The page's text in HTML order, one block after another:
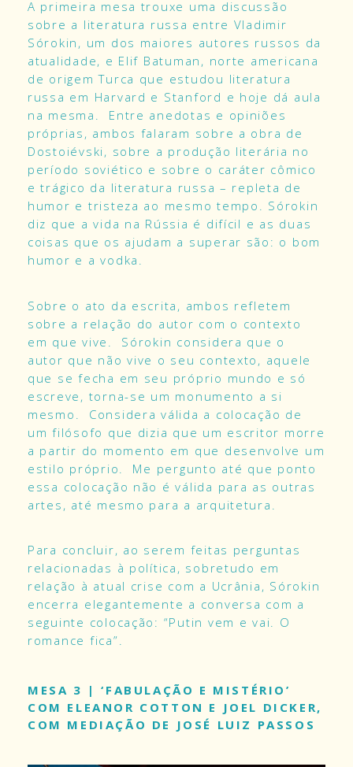
A primeira mesa trouxe uma discussão
sobre a literatura russa entre Vladimir
Sórokin, um dos maiores autores russos da
atualidade, e Elif Batuman, norte americana
de origem Turca que estudou literatura
russa em Harvard e Stanford e hoje dá aula
na mesma. Entre anedotas e opiniões
próprias, ambos falaram sobre a obra de
Dostoiévski, sobre a produção literária no
período soviético e sobre o caráter cômico
e trágico da literatura russa – repleta de
humor e tristeza ao mesmo tempo. Sórokin
diz que a vida na Rússia é difícil e as duas
coisas que os ajudam a superar são: o bom
humor e a vodka.
Sobre o ato da escrita, ambos refletem
sobre a relação do autor com o contexto
em que vive. Sórokin considera que o
autor que não vive o seu contexto, aquele
que se fecha em seu próprio mundo e só
escreve, torna-se um monumento a si
mesmo. Considera válida a colocação de
um filósofo que dizia que um escritor morre
a partir do momento em que desenvolve um
estilo próprio. Me pergunto até que ponto
essa colocação não é válida para as outras
artes, até mesmo para a arquitetura.
Para concluir, ao serem feitas perguntas
relacionadas à política, sobretudo em
relação à atual crise com a Ucrânia, Sórokin
encerra elegantemente a conversa com a
seguinte colocação: “Putin vem e vai. O
romance fica”.
MESA 3 | ‘FABULAÇÃO E MISTÉRIO’
COM ELEANOR COTTON E JOEL DICKER,
COM MEDIAÇÃO DE JOSÉ LUIZ PASSOS